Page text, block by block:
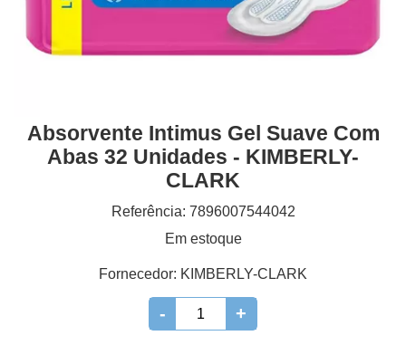
Absorvente Intimus Gel Suave Com
Abas 32 Unidades - KIMBERLY-
CLARK
Referência: 7896007544042
Em estoque
Fornecedor: KIMBERLY-CLARK
- +